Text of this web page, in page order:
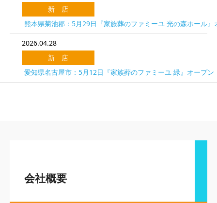
新 店
熊本県菊池郡：5月29日『家族葬のファミーユ 光の森ホール』
2026.04.28
新 店
愛知県名古屋市：5月12日『家族葬のファミーユ 緑』オープン
会社概要